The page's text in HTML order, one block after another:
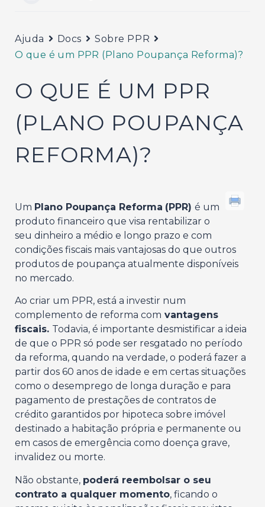
Ajuda Docs
Sobre PPR
O que é um PPR (Plano Poupança Reforma)?
O QUE É UM PPR
(PLANO POUPANÇA
REFORMA)?
Um Plano Poupança Reforma (PPR) é um
produto financeiro que visa rentabilizar o
seu dinheiro a médio e longo prazo e com
condições fiscais mais vantajosas do que outros
produtos de poupança atualmente disponíveis
no mercado.
Ao criar um PPR, está a investir num
complemento de reforma com vantagens
fiscais. Todavia, é importante desmistificar a ideia
de que o PPR só pode ser resgatado no período
da reforma, quando na verdade, o poderá fazer a
partir dos 60 anos de idade e em certas situações
como o desemprego de longa duração e para
pagamento de prestações de contratos de
crédito garantidos por hipoteca sobre imóvel
destinado a habitação própria e permanente ou
em casos de emergência como doença grave,
invalidez ou morte.
Não obstante, poderá reembolsar o seu
contrato a qualquer momento, ficando o